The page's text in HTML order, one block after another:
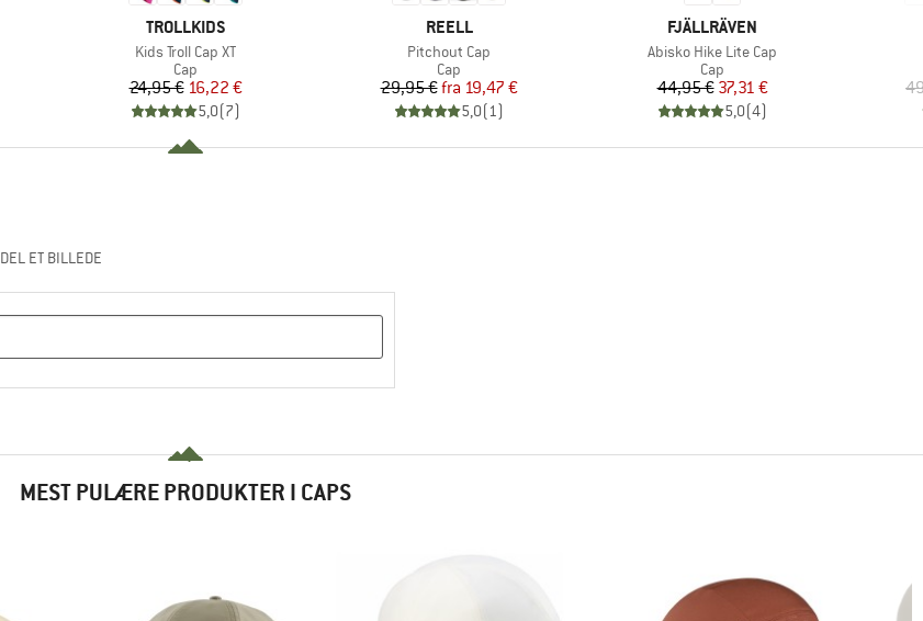
MÆRKE
TROLLKIDS
Artikel
Kids Troll Cap XT
Produktgruppe
Cap
Pris
24,95 €Nedsat pris
16,22 €
5,0(7)
MÆRKE
REELL
Artikel
Pitchout Cap
Produktgruppe
Cap
Pris
29,95 € Nedsat pris
fra 19,47 €
5,0(1)
MÆRKE
FJÄLLRÄVEN
Artikel
Abisko Hike Lite Cap
Produktgruppe
Cap
Pris
44,95 €Nedsat pris
37,31 €
5,0(4)
DEL ET BILLEDE
MEST PULÆRE PRODUKTER I CAPS